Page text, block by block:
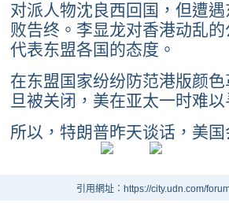
对派人物沈良西回国，但遭
败告终。李显龙对香港动乱
代表东盟各国的态度。
在东盟国家纷纷防范港版颜
旦被关闭，美在亚太一时难
所以，特朗普昨天谈话，美
引用網址：https://city.udn.com/